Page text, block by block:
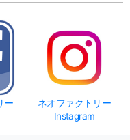
ー
ネオファクトリー
Instagram